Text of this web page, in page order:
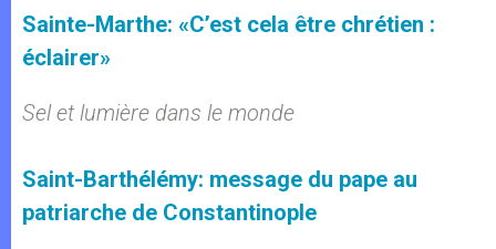
Sainte-Marthe: «C’est cela être chrétien :
éclairer»
Sel et lumière dans le monde
Saint-Barthélémy: message du pape au
patriarche de Constantinople